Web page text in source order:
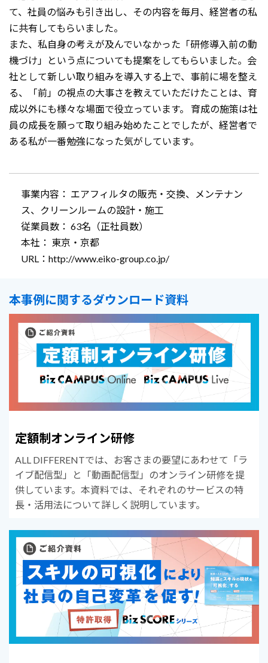
て、社員の悩みも引き出し、その内容を毎月、経営者の私
に共有してもらいました。
また、私自身の考えが及んでいなかった「研修導入前の動
機づけ」という点についても提案をしてもらいました。会
社として新しい取り組みを導入する上で、事前に場を整え
る、「前」の視点の大事さを教えていただけたことは、育
成以外にも様々な場面で役立っています。 育成の施策は社
員の成長を願って取り組み始めたことでしたが、経営者で
ある私が一番勉強になった気がしています。
事業内容： エアフィルタの販売・交換、メンテナン
ス、クリーンルームの設計・施工
従業員数： 63名（正社員数）
本社： 東京・京都
URL： http://www.eiko-group.co.jp/
本事例に関するダウンロード資料
定額制オンライン研修
ALL DIFFERENTでは、お客さまの要望にあわせて「ラ
イブ配信型」と「動画配信型」のオンライン研修を提
供しています。本資料では、それぞれのサービスの特
長・活用法について詳しく説明しています。